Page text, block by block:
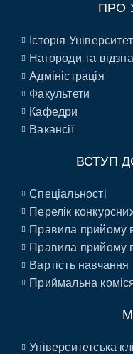
ПРО
Історія
Нагороди та
Адміністрація
Факультети
Кафедри
Вакансії
ВСТУП
Спеціальності
Перелік
Правила прийому
Правила прийому
Вартість навчання
Приймальна
Університетська